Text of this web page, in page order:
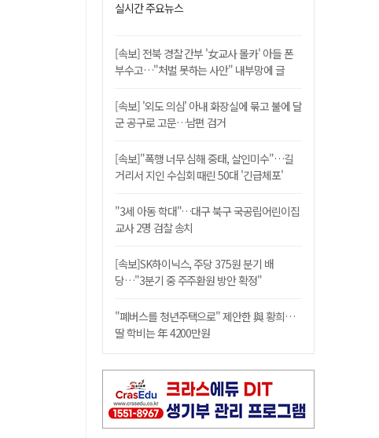
실시간 주요뉴스
[속보] 전북 경찰 간부 '女교사 몰카' 아들 폰
부수고…"처벌 못하는 사안" 내부망에 글
[속보] '외도 의심' 아내 화장실에 묶고 불에 달
군 공구로 고문…남편 검거
[속보]"폭행 너무 심해 중태, 살인미수"…길
거리서 지인 수십회 때린 50대 '긴급체포'
"3세 아동 학대"…대구 북구 국공립어린이집
교사 2명 검찰 송치
[속보]SK하이닉스, 주당 375원 분기 배
당…"3분기 중 주주환원 방안 확정"
"폐버스를 청년주택으로" 제안한 與 황희…
딸 학비는 年 4200만원